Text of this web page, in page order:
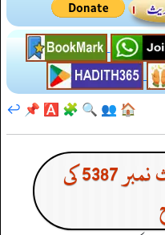
🏠
👥
🔍
🧩
🅰️
📌
↩️
صحیح مسلم حدیث نمبر 5387 کی